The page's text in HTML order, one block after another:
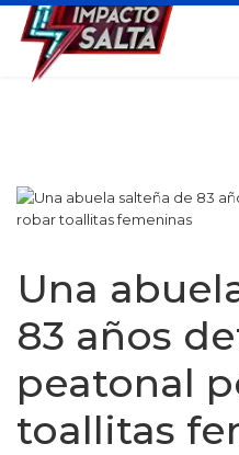
Una
83 años
peatonal
toallitas